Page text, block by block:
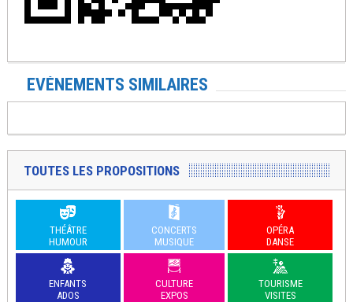
EVÉNEMENTS SIMILAIRES
TOUTES LES PROPOSITIONS
THÉÂTRE
HUMOUR
CONCERTS
MUSIQUE
OPÉRA
DANSE
ENFANTS
ADOS
CULTURE
EXPOS
TOURISME
VISITES